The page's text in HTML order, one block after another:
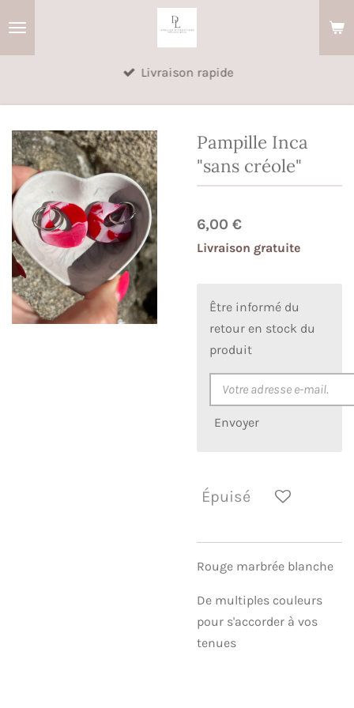
Livraison rapide
Pampille Inca
"sans créole"
6,00 €
Livraison gratuite
Être informé du
retour en stock du
produit
Envoyer
Épuisé
Rouge marbrée blanche
De multiples couleurs
pour s'accorder à vos
tenues